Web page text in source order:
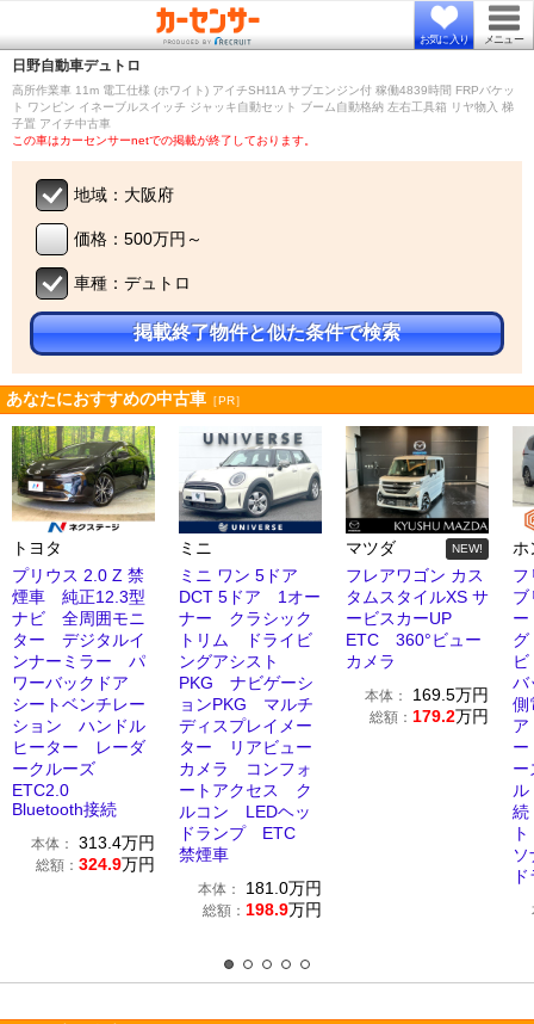
お気に入り メニュー
日野自動車デュトロ
高所作業車 11m 電工仕様 (ホワイト) アイチSH11A サブエンジン付 稼働4839時間 FRPバケッ
ト ワンピン イネーブルスイッチ ジャッキ自動セット ブーム自動格納 左右工具箱 リヤ物入 梯
子置 アイチ中古車
この車はカーセンサーnetでの掲載が終了しております。
地域：大阪府
価格：500万円～
車種：デュトロ
掲載終了物件と似た条件で検索
あなたにおすすめの中古車 ［PR］
トヨタ
プリウス 2.0 Z 禁
煙車 純正12.3型
ナビ 全周囲モニ
ター デジタルイ
ンナーミラー パ
ワーバックドア
シートベンチレー
ション ハンドル
ヒーター レーダ
ークルーズ
ETC2.0
Bluetooth接続
本体： 313.4万円
総額： 324.9万円
ミニ
ミニ ワン 5ドア
DCT 5ドア 1オー
ナー クラシック
トリム ドライビ
ングアシスト
PKG ナビゲーシ
ョンPKG マルチ
ディスプレイメー
ター リアビュー
カメラ コンフォ
ートアクセス ク
ルコン LEDヘッ
ドランプ ETC
禁煙車
本体： 181.0万円
総額： 198.9万円
マツダ NEW!
フレアワゴン カス
タムスタイルXS サ
ービスカーUP
ETC 360°ビュー
カメラ
本体： 169.5万円
総額： 179.2万円
ホ
フ
ブ
ー
バ
側
ー
続